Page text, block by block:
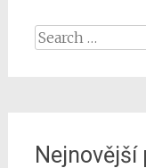
Search
Nejnovější